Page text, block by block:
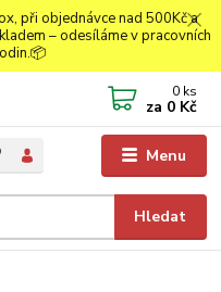
při objednávce nad 500Kč a
– odesíláme v pracovních
Menu
Hledat
0 ks
za 0 Kč